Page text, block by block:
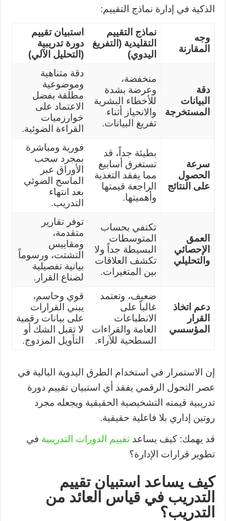
الذكية في إدارة نماذج التقييم:
وجه
المقارنة
نماذج التقييم
التقليدية (التفريغ
اليدوي)
استبيان تقييم
دورة تدريبية
(التحليل الآلي)
دقة
البيانات
المستخرجة
منخفضة،
وعرضة بشدة
للأخطاء البشرية
والانحياز أثناء
تفريغ البيانات.
دقة متناهية
وموضوعية
مطلقة بفضل
الاعتماد على
خوارزميات
القراءة الضوئية.
سرعة
الحصول
على النتائج
بطيئة جداً، قد
تستغرق أسابيع
مما يفقد التغذية
الراجعة قيمتها
وأهميتها.
فورية ومباشرة
بمجرد سحب
الأوراق عبر
الماسح الضوئي
بعد انتهاء
التدريب.
العمق
الإحصائي
والتحليلي
تكتفي بحساب
المتوسطات
البسيطة جداً ولا
تكشف العلاقات
بين المتغيرات.
توفر تقارير
متقدمة،
ومقاييس
التشتت، ورسوماً
بيانية تفصيلية
لصناع القرار.
دعم اتخاذ
القرار
المؤسسي
ضعيف، وتعتمد
غالباً على
الانطباعات
العامة والقراءات
السطحية للآراء.
قوي وحاسم،
يبني القرارات
على بيانات رقمية
لا تقبل الشك أو
التأويل المزدوج.
إن الاستمرار في استخدام الطرق اليدوية البالية في
عصر التحول الرقمي يفقد أي استبيان تقييم دورة
تدريبية قيمته التشخيصية الحقيقية ويجعله مجرد
روتين إداري بلا فاعلية حقيقية.
قد يهمك: كيف يساعدتقييم الدورات التدريبية في
تطوير قرارات الإدارة؟
كيف يساعد استبيان تقييم
التدريب في قياس العائد من
التدريب؟